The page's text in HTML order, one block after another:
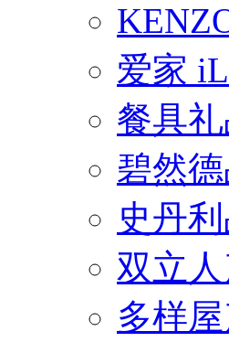
爱家
餐具礼
碧然
史丹
双立
多样